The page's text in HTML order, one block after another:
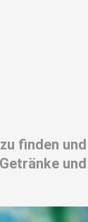
finden und
und